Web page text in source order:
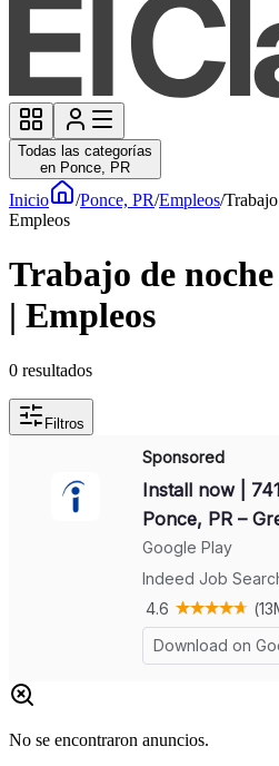
Todas las categorías
en Ponce, PR
Inicio /Ponce, PR/Empleos/
Empleos
Trabajo de
| Empleos
0 resultados
Filtros
No se encontraron anuncios.